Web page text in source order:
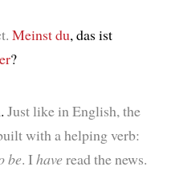
Meinst du, das ist
?
Just like in English, the
with a helping verb:
be. Ihaveread the news.